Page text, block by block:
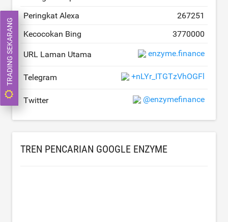
Peringkat Alexa
267251
Kecocokan Bing
3770000
URL Laman Utama enzyme.finance
Telegram +nLYr_ITGTzVhOGFl
Twitter @enzymefinance
TREN PENCARIAN GOOGLE ENZYME
TRADING SEKARANG